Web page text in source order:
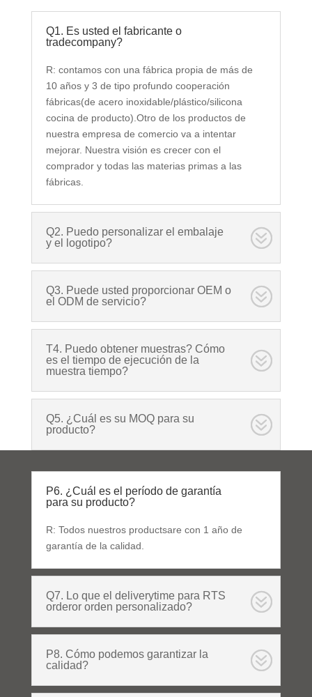
Q1. Es usted el fabricante o
tradecompany?
R: contamos con una fábrica propia de más de
10 años y 3 de tipo profundo cooperación
fábricas(de acero inoxidable/plástico/silicona
cocina de producto).Otro de los productos de
nuestra empresa de comercio va a intentar
mejorar. Nuestra visión es crecer con el
comprador y todas las materias primas a las
fábricas.
Q2. Puedo personalizar el embalaje
y el logotipo?
Q3. Puede usted proporcionar OEM o
el ODM de servicio?
T4. Puedo obtener muestras? Cómo
es el tiempo de ejecución de la
muestra tiempo?
Q5. ¿Cuál es su MOQ para su
producto?
P6. ¿Cuál es el período de garantía
para su producto?
R: Todos nuestros productsare con 1 año de
garantía de la calidad.
Q7. Lo que el deliverytime para RTS
orderor orden personalizado?
P8. Cómo podemos garantizar la
calidad?